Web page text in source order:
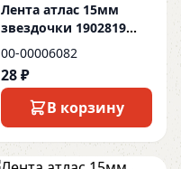
Лента атлас 15мм
звездочки 1902819
синий 1м
00-00006082
28 ₽
В корзину